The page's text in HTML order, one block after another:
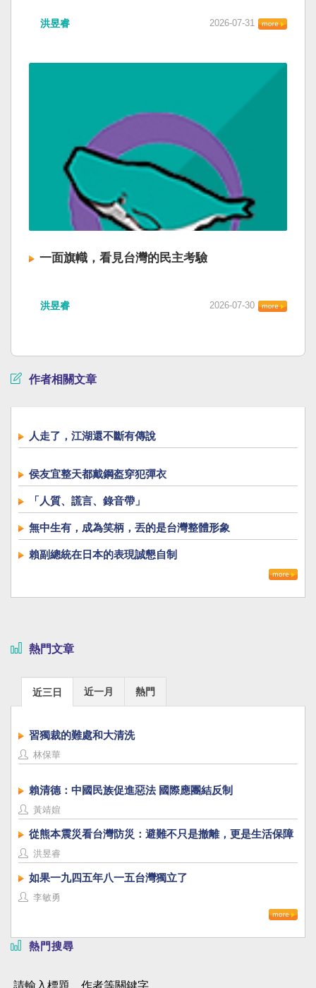
洪昱睿 2026-07-31
一面旗幟，看見台灣的民主考驗
洪昱睿 2026-07-30
作者相關文章
人走了，江湖還不斷有傳說
侯友宜整天都戴鋼盔穿犯彈衣
「人質、謊言、錄音帶」
無中生有，成為笑柄，丟的是台灣整體形象
賴副總統在日本的表現誠懇自制
熱門文章
近三日 近一月 熱門
習獨裁的難處和大清洗
林保華
賴清德：中國民族促進惡法 國際應團結反制
黃靖媗
從熊本震災看台灣防災：避難不只是撤離，更是生活保障
洪昱睿
如果一九四五年八一五台灣獨立了
李敏勇
熱門搜尋
請輸入標題、作者等關鍵字